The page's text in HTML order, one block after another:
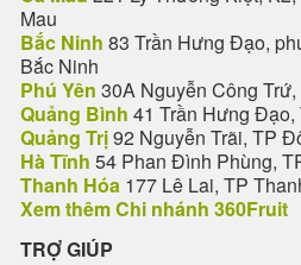
Mau
Bắc Ninh 83 Trần Hưng Đạo,
Bắc Ninh
Phú Yên 30A Nguyễn Công
Quảng Bình 41 Trần Hưng
Quảng Trị92 Nguyễn Trãi, TP
Hà Tĩnh 54 Phan Đình Phùng,
Thanh Hóa 177 Lê Lai, TP
Xem thêm Chi nhánh 360Fruit
TRỢ GIÚP